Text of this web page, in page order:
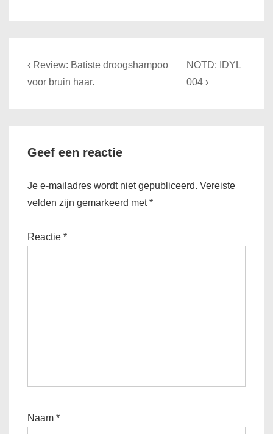
Bericht
navigatie
Previous
Post
‹ Review: Batiste droogshampoo
voor bruin haar.
Next
Post
NOTD: IDYL
004 ›
Geef een reactie
Je e-mailadres wordt niet gepubliceerd. Vereiste
velden zijn gemarkeerd met*
Reactie *
Naam *